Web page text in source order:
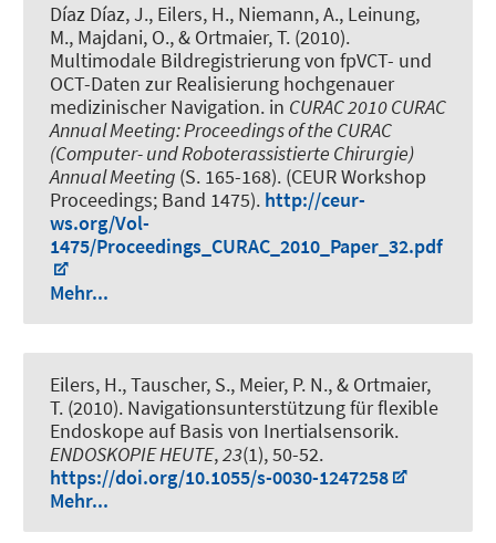
Díaz Díaz, J., Eilers, H., Niemann, A., Leinung,
M., Majdani, O., & Ortmaier, T. (2010).
Multimodale Bildregistrierung von fpVCT- und
OCT-Daten zur Realisierung hochgenauer
medizinischer Navigation. in CURAC 2010 CURAC
Annual Meeting: Proceedings of the CURAC
(Computer- und Roboterassistierte Chirurgie)
Annual Meeting (S. 165-168). (CEUR Workshop
Proceedings; Band 1475). http://ceur-
ws.org/Vol-
1475/Proceedings_CURAC_2010_Paper_32.pdf
Mehr...
Eilers, H., Tauscher, S., Meier, P. N., & Ortmaier,
T. (2010). Navigationsunterstützung für flexible
Endoskope auf Basis von Inertialsensorik.
ENDOSKOPIE HEUTE,23(1), 50-52.
https://doi.org/10.1055/s-0030-1247258
Mehr...